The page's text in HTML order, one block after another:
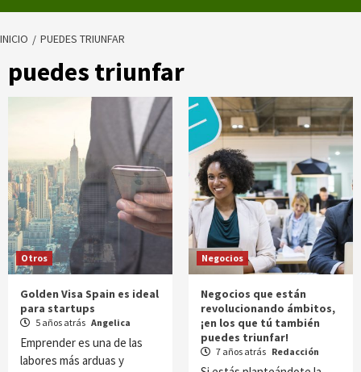
INICIO PUEDES TRIUNFAR
puedes triunfar
Otros
Golden Visa Spain es ideal
para startups
5 años atrás Angelica
Emprender es una de las
labores más arduas y
Negocios
Negocios que están
revolucionando ámbitos,
¡en los que tú también
puedes triunfar!
7 años atrás Redacción